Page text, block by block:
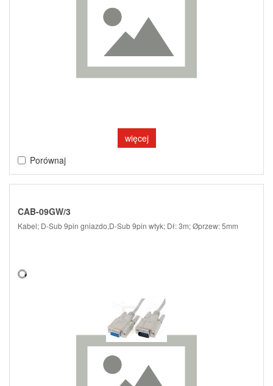
więcej
Porównaj
CAB-09GW/3
Kabel; D-Sub 9pin gniazdo,D-Sub 9pin wtyk; Dł: 3m; Øprzew: 5mm